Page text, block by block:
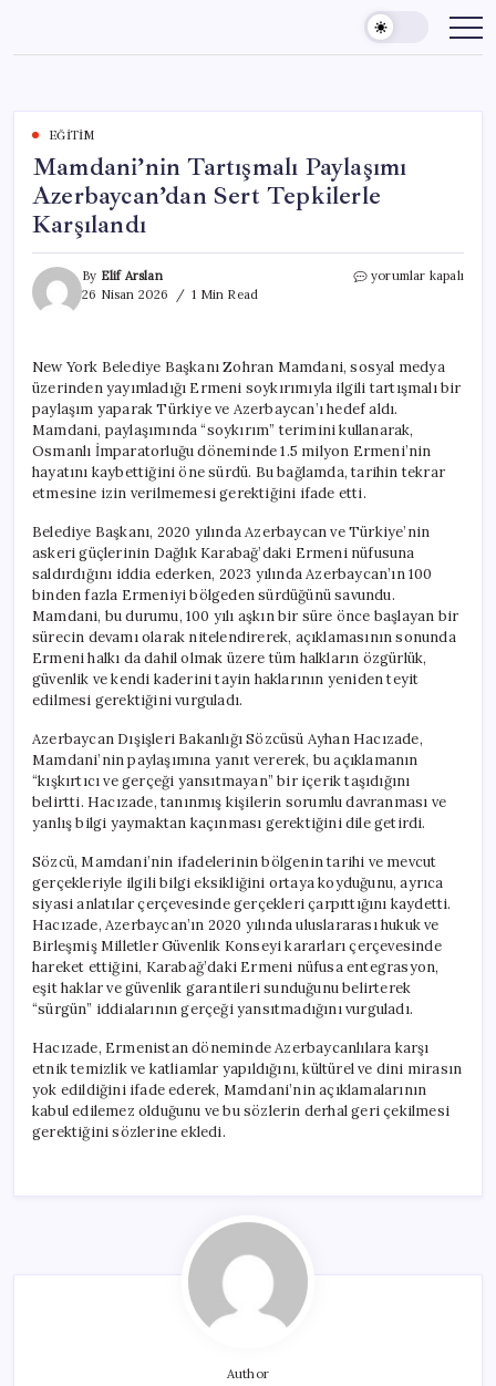
content
EĞITIM
Mamdani’nin Tartışmalı Paylaşımı
Azerbaycan’dan Sert Tepkilerle
Karşılandı
By Elif Arslan
26 Nisan 2026
1 Min Read
Mamdani’nin
Tepkilerle
Karşılandı
için
yorumlar kapalı
New York Belediye Başkanı Zohran Mamdani, sosyal medya
üzerinden yayımladığı Ermeni soykırımıyla ilgili tartışmalı bir
paylaşım yaparak Türkiye ve Azerbaycan’ı hedef aldı.
Mamdani, paylaşımında “soykırım” terimini kullanarak,
Osmanlı İmparatorluğu döneminde 1.5 milyon Ermeni’nin
hayatını kaybettiğini öne sürdü. Bu bağlamda, tarihin tekrar
etmesine izin verilmemesi gerektiğini ifade etti.
Belediye Başkanı, 2020 yılında Azerbaycan ve Türkiye’nin
askeri güçlerinin Dağlık Karabağ’daki Ermeni nüfusuna
saldırdığını iddia ederken, 2023 yılında Azerbaycan’ın 100
binden fazla Ermeniyi bölgeden sürdüğünü savundu.
Mamdani, bu durumu, 100 yılı aşkın bir süre önce başlayan bir
sürecin devamı olarak nitelendirerek, açıklamasının sonunda
Ermeni halkı da dahil olmak üzere tüm halkların özgürlük,
güvenlik ve kendi kaderini tayin haklarının yeniden teyit
edilmesi gerektiğini vurguladı.
Azerbaycan Dışişleri Bakanlığı Sözcüsü Ayhan Hacızade,
Mamdani’nin paylaşımına yanıt vererek, bu açıklamanın
“kışkırtıcı ve gerçeği yansıtmayan” bir içerik taşıdığını
belirtti. Hacızade, tanınmış kişilerin sorumlu davranması ve
yanlış bilgi yaymaktan kaçınması gerektiğini dile getirdi.
Sözcü, Mamdani’nin ifadelerinin bölgenin tarihi ve mevcut
gerçekleriyle ilgili bilgi eksikliğini ortaya koyduğunu, ayrıca
siyasi anlatılar çerçevesinde gerçekleri çarpıttığını kaydetti.
Hacızade, Azerbaycan’ın 2020 yılında uluslararası hukuk ve
Birleşmiş Milletler Güvenlik Konseyi kararları çerçevesinde
hareket ettiğini, Karabağ’daki Ermeni nüfusa entegrasyon,
eşit haklar ve güvenlik garantileri sunduğunu belirterek
“sürgün” iddialarının gerçeği yansıtmadığını vurguladı.
Hacızade, Ermenistan döneminde Azerbaycanlılara karşı
etnik temizlik ve katliamlar yapıldığını, kültürel ve dini mirasın
yok edildiğini ifade ederek, Mamdani’nin açıklamalarının
kabul edilemez olduğunu ve bu sözlerin derhal geri çekilmesi
gerektiğini sözlerine ekledi.
Author